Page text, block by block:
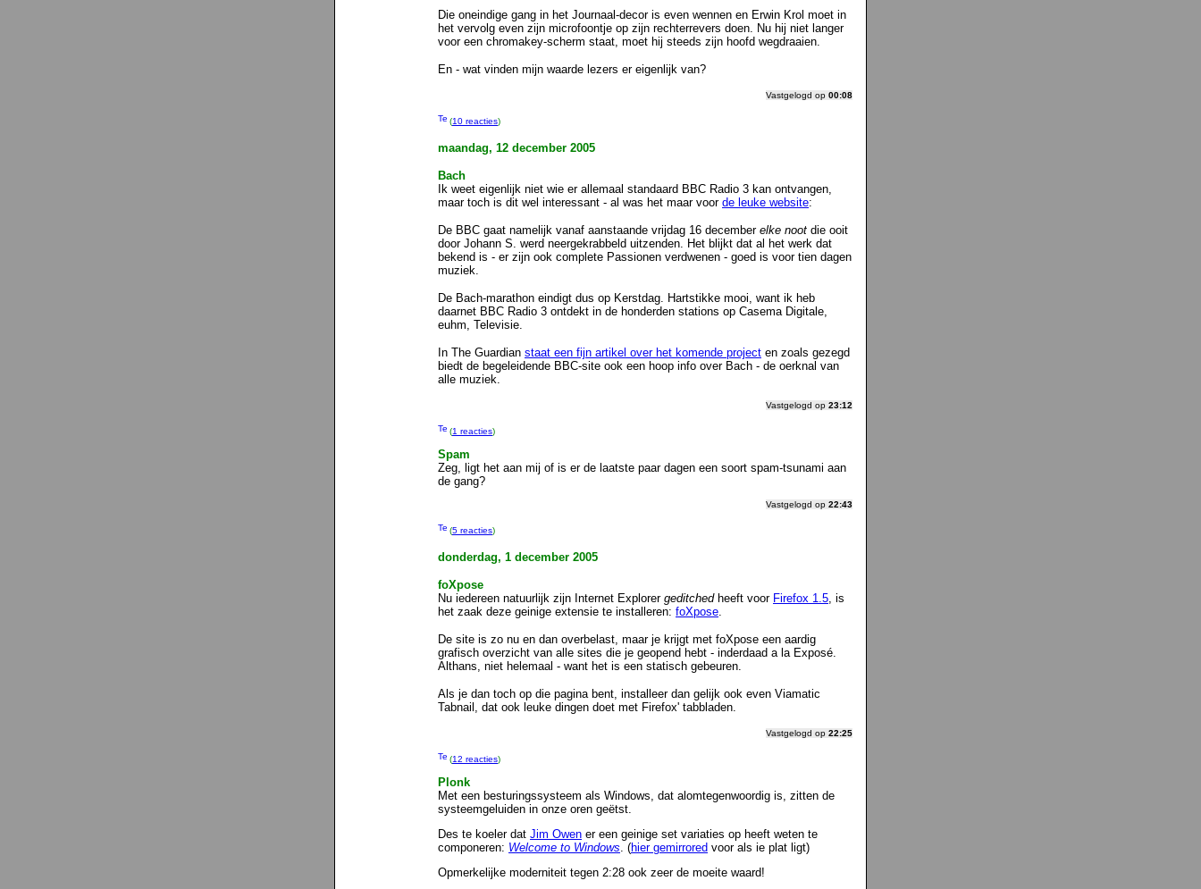
Die oneindige gang in het Journaal-decor is even wennen en Erwin Krol moet in
het vervolg even zijn microfoontje op zijn rechterrevers doen. Nu hij niet langer
voor een chromakey-scherm staat, moet hij steeds zijn hoofd wegdraaien.
En - wat vinden mijn waarde lezers er eigenlijk van?
Vastgelogd op 00:08
(10 reacties)
maandag, 12 december 2005
Bach
Ik weet eigenlijk niet wie er allemaal standaard BBC Radio 3 kan ontvangen,
maar toch is dit wel interessant - al was het maar voor de leuke website:
De BBC gaat namelijk vanaf aanstaande vrijdag 16 december elke noot die ooit
door Johann S. werd neergekrabbeld uitzenden. Het blijkt dat al het werk dat
bekend is - er zijn ook complete Passionen verdwenen - goed is voor tien dagen
muziek.
De Bach-marathon eindigt dus op Kerstdag. Hartstikke mooi, want ik heb
daarnet BBC Radio 3 ontdekt in de honderden stations op Casema Digitale,
euhm, Televisie.
In The Guardian staat een fijn artikel over het komende project en zoals gezegd
biedt de begeleidende BBC-site ook een hoop info over Bach - de oerknal van
alle muziek.
Vastgelogd op 23:12
(1 reacties)
Spam
Zeg, ligt het aan mij of is er de laatste paar dagen een soort spam-tsunami aan
de gang?
Vastgelogd op 22:43
(5 reacties)
donderdag, 1 december 2005
foXpose
Nu iedereen natuurlijk zijn Internet Explorer geditchedheeft voor Firefox 1.5 , is
het zaak deze geinige extensie te installeren: foXpose
De site is zo nu en dan overbelast, maar je krijgt met foXpose een aardig
grafisch overzicht van alle sites die je geopend hebt - inderdaad a la Exposé.
Althans, niet helemaal - want het is een statisch gebeuren.
Als je dan toch op die pagina bent, installeer dan gelijk ook even Viamatic
Tabnail, dat ook leuke dingen doet met Firefox' tabbladen.
Vastgelogd op 22:25
(12 reacties)
Plonk
Met een besturingssysteem als Windows, dat alomtegenwoordig is, zitten de
systeemgeluiden in onze oren geëtst.
Des te koeler dat Jim Owen er een geinige set variaties op heeft weten te
componeren: Welcome to Windows . (hier gemirrored voor als ie plat ligt)
Opmerkelijke moderniteit tegen 2:28 ook zeer de moeite waard!